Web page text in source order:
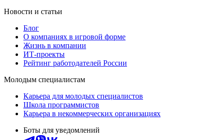
Новости и статьи
Блог
О компаниях в игровой форме
Жизнь в компании
ИТ-проекты
Рейтинг работодателей России
Молодым специалистам
Карьера для молодых специалистов
Школа программистов
Карьера в некоммерческих организациях
Боты для уведомлений